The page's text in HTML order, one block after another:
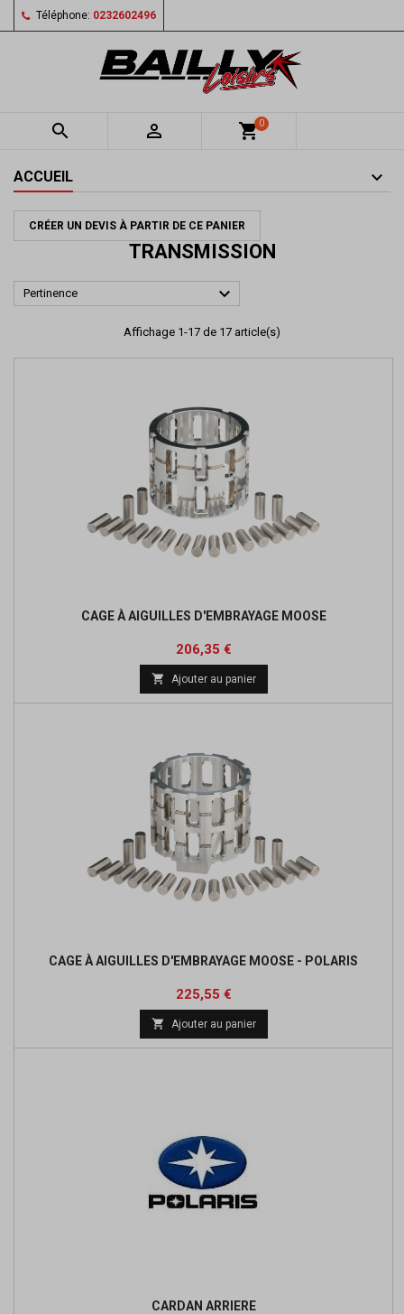
Téléphone: 0232602496
  shopping_cart0
ACCUEIL
CRÉER UN DEVIS À PARTIR DE CE PANIER
TRANSMISSION
Pertinence 
Affichage 1-17 de 17 article(s)
CAGE À AIGUILLES D'EMBRAYAGE MOOSE
Prix
206,35 €Prix
de
base
 Ajouter au panier
CAGE À AIGUILLES D'EMBRAYAGE MOOSE - POLARIS
Prix
225,55 €Prix
de
base
 Ajouter au panier
CARDAN ARRIERE